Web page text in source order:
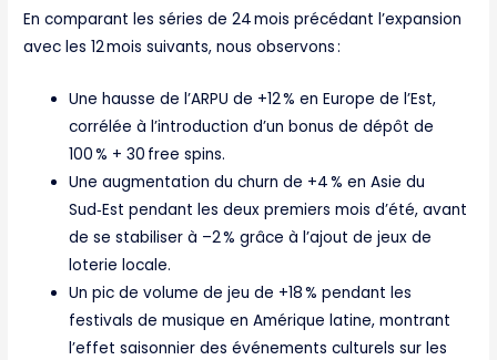
En comparant les séries de 24 mois précédant l’expansion
avec les 12 mois suivants, nous observons :
Une hausse de l’ARPU de +12 % en Europe de l’Est,
corrélée à l’introduction d’un bonus de dépôt de
100 % + 30 free spins.
Une augmentation du churn de +4 % en Asie du
Sud‑Est pendant les deux premiers mois d’été, avant
de se stabiliser à –2 % grâce à l’ajout de jeux de
loterie locale.
Un pic de volume de jeu de +18 % pendant les
festivals de musique en Amérique latine, montrant
l’effet saisonnier des événements culturels sur les